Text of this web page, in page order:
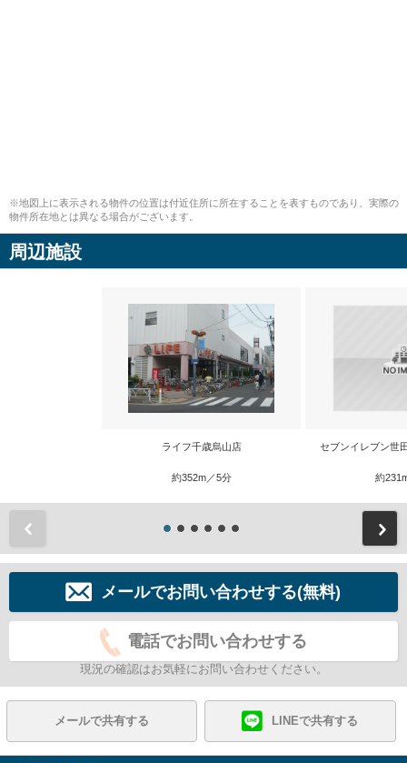
※地図上に表示される物件の位置は付近住所に所在することを表すものであり、実際の
物件所在地とは異なる場合がございます。
周辺施設
ライフ千歳烏山店
約352m／5分
セブンイレブン世
約
メールでお問い合わせする(無料)
電話でお問い合わせする
現況の確認はお気軽にお問い合わせください。
メールで共有する LINEで共有する